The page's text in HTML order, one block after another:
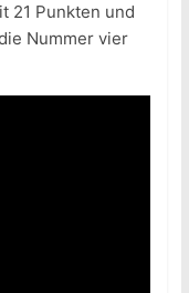
21 Punkten und
Nummer vier